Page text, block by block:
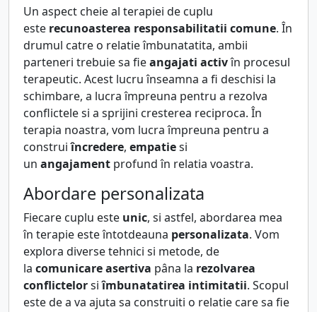
Un aspect cheie al terapiei de cuplu
este recunoasterea responsabilitatii comune. În
drumul catre o relatie îmbunatatita, ambii
parteneri trebuie sa fieangajati activîn procesul
terapeutic. Acest lucru înseamna a fi deschisi la
schimbare, a lucra împreuna pentru a rezolva
conflictele si a sprijini cresterea reciproca. În
terapia noastra, vom lucra împreuna pentru a
construiîncredere, empatiesi
un angajament profund în relatia voastra.
Abordare personalizata
Fiecare cuplu este unic, si astfel, abordarea mea
în terapie este întotdeauna personalizata. Vom
explora diverse tehnici si metode, de
la comunicare asertiva pâna la rezolvarea
conflictelorsiîmbunatatirea intimitatii. Scopul
este de a va ajuta sa construiti o relatie care sa fie